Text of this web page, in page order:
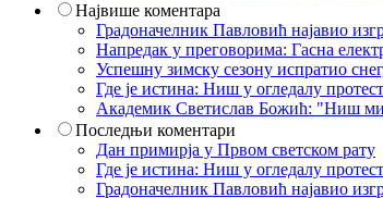
Највише коментара
Градоначелник Павловић најавио
Напредак у преговорима: Гасна
Успешну зимску сезону испратио
Где је истина: Ниш у огледалу
Академик Светислав Божић: "Ниш ми
Последњи коментари
Дан примирја у Првом светском рату
Где је истина: Ниш у огледалу
Градоначелник Павловић најавио